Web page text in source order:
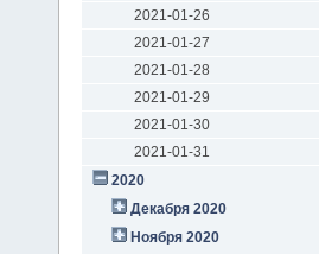
2021-01-26
2021-01-27
2021-01-28
2021-01-29
2021-01-30
2021-01-31
2020
Декабря 2020
Ноября 2020